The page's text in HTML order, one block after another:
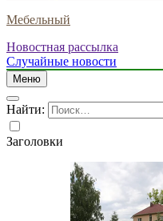
Мебельный
Новостная рассылка
Случайные новости
Меню
Найти:
Заголовки